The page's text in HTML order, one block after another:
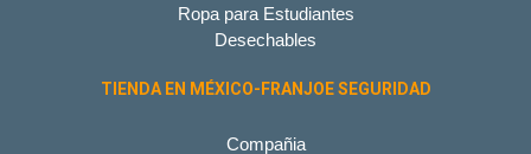
Ropa para Estudiantes
Desechables
TIENDA EN MÉXICO-FRANJOE SEGURIDAD
Compañia